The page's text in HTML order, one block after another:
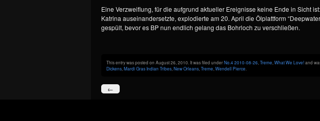
Eine Verzweiflung, für die aufgrund aktueller Ereignisse keine Ende in Sicht
Katrina auseinandersetzte, explodierte am 20. April die Ölplattform
gespült, bevor es BP nun endlich gelang das Bohrloch zu verschließen.
This entry was posted on August 26, 2010. It was filed underNo.4 2010-08-26 Treme What We Love!and
Dickens Mardi Gras Indian Tribes New Orleans Treme Wendell Pierce
←